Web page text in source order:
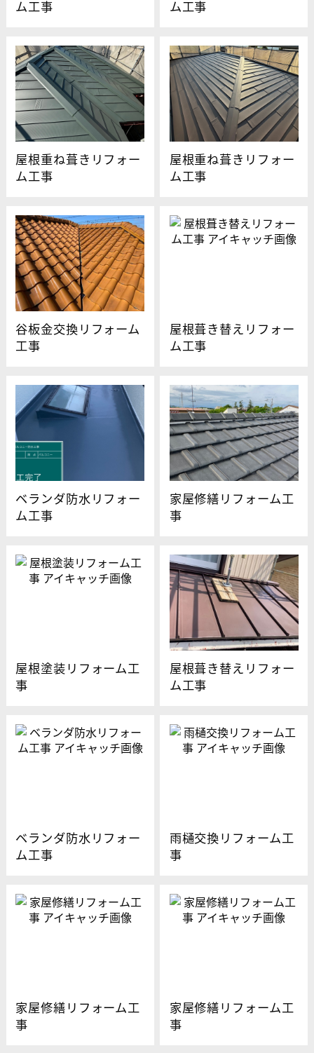
ム工事
ム工事
屋根重ね葺きリフォー
ム工事
屋根重ね葺きリフォー
ム工事
谷板金交換リフォーム
工事
屋根葺き替えリフォー
ム工事
ベランダ防水リフォー
ム工事
家屋修繕リフォーム工
事
屋根塗装リフォーム工
事
屋根葺き替えリフォー
ム工事
ベランダ防水リフォー
ム工事
雨樋交換リフォーム工
事
家屋修繕リフォーム工
事
家屋修繕リフォーム工
事